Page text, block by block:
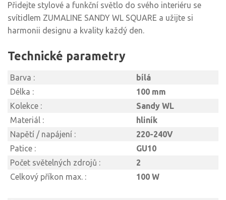
Přidejte stylové a funkční světlo do svého interiéru se
svítidlem ZUMALINE SANDY WL SQUARE a užijte si
harmonii designu a kvality každý den.
Technické parametry
Barva :
bílá
Délka :
100 mm
Kolekce :
Sandy WL
Materiál :
hliník
Napětí / napájení :
220-240V
Patice :
GU10
Počet světelných zdrojů :
2
Celkový příkon max. :
100 W